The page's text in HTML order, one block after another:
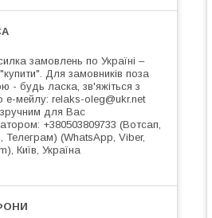
замовлень по Україні –
Для замовників поза
- будь ласка, зв'яжіться з
е-мейлу: relaks-oleg@ukr.net
для Вас
+380503809733 (Вотсап,
Телеграм) (WhatsApp, Viber,
Київ, Україна